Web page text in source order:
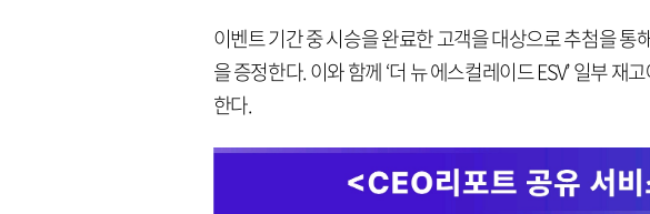
이벤트 기간 중 시승을 완료한 고객을 대상으로 추첨을
을 증정한다. 이와 함께 ‘더 뉴 에스컬레이드 ESV’ 일부 재
한다.